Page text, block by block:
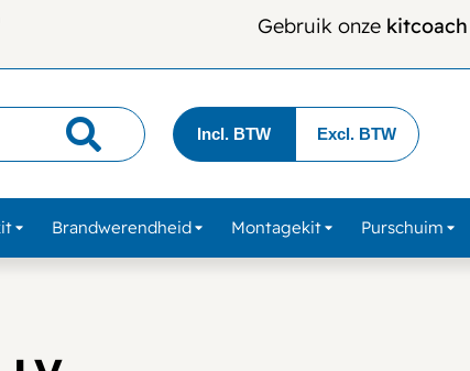
Gebruik onze kitcoach
Incl. BTW Excl. BTW
Brandwerendheid Montagekit Purschuim